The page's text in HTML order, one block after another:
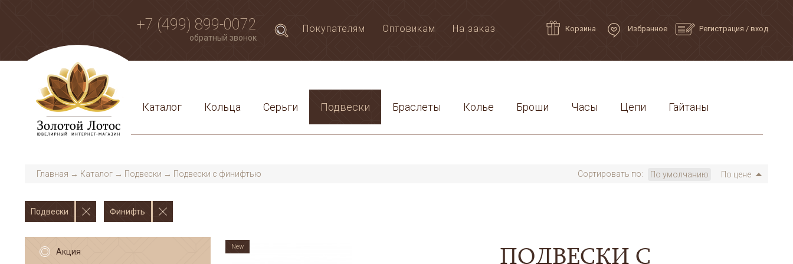
+7 (499) 899-0072
обратный звонок
Покупателям Оптовикам На заказ Корзина Избранное Регистрация / вход
Каталог Кольца Серьги Подвески Браслеты Колье Броши Часы Цепи Гайтаны
Главная → Каталог → Подвески → Подвески с финифтью Сортировать по: По умолчанию По цене
Подвески Финифть
Акция
ПОДВЕСКИ С
New